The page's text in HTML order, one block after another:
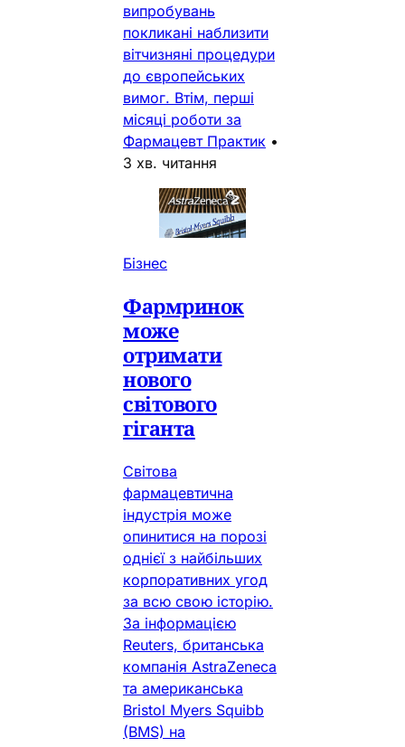
випробувань
покликані наблизити
вітчизняні процедури
до європейських
вимог. Втім, перші
місяці роботи за
Фармацевт Практик •
3 хв. читання
Бізнес
Фармринок
може
отримати
нового
світового
гіганта
Світова
фармацевтична
індустрія може
опинитися на порозі
однієї з найбільших
корпоративних угод
за всю свою історію.
За інформацією
Reuters, британська
компанія AstraZeneca
та американська
Bristol Myers Squibb
(BMS) на